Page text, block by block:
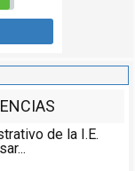
de la I.E.